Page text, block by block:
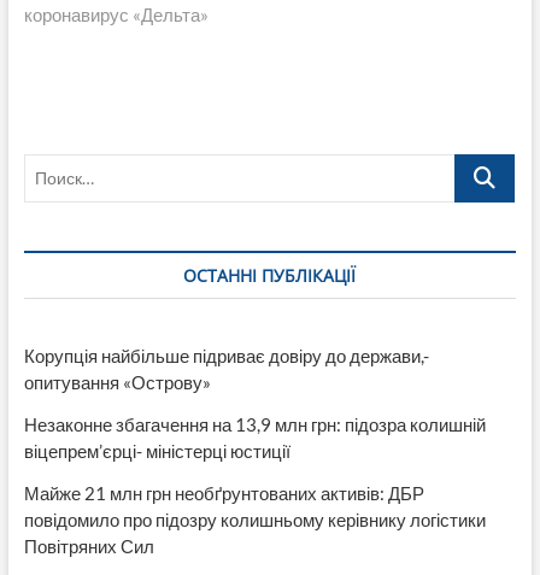
коронавирус «Дельта»
Поиск…
ОСТАННІ ПУБЛІКАЦІЇ
Корупція найбільше підриває довіру до держави,-
опитування «Острову»
Незаконне збагачення на 13,9 млн грн: підозра колишній
віцепрем’єрці- міністерці юстиції
Майже 21 млн грн необґрунтованих активів: ДБР
повідомило про підозру колишньому керівнику логістики
Повітряних Сил